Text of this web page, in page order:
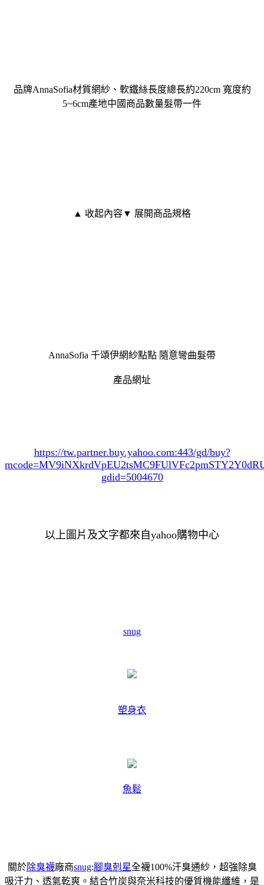
品牌AnnaSofia材質網紗、軟鐵絲長度總長約220cm 寬度約
5~6cm產地中國商品數量髮帶一件
▲ 收起內容▼ 展開商品規格
AnnaSofia 千頌伊網紗點點 隨意彎曲髮帶
產品網址
https://tw.partner.buy.yahoo.com:443/gd/buy?
gdid=5004670
以上圖片及文字都來自yahoo購物中心
snug
塑身衣
魚鬆
關於除臭襪廠商snug:腳臭剋星全襪100%汗臭通紗，超強除臭
吸汗力、透氣乾爽。結合竹炭與奈米科技的優質機能纖維，是